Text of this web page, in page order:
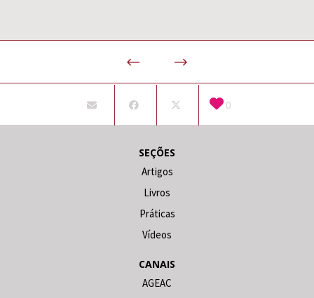
0
SEÇÕES
Artigos
Livros
Práticas
Vídeos
CANAIS
AGEAC